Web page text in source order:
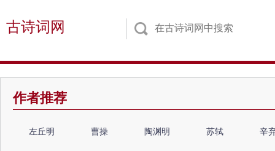
古诗词网
作者推荐
左丘明 曹操 陶渊明 苏轼 辛